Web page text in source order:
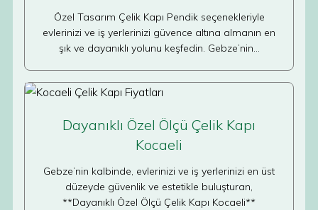
Özel Tasarım Çelik Kapı Pendik seçenekleriyle
evlerinizi ve iş yerlerinizi güvence altına almanın en
şık ve dayanıklı yolunu keşfedin. Gebze’nin…
Dayanıklı Özel Ölçü Çelik Kapı
Kocaeli
Gebze’nin kalbinde, evlerinizi ve iş yerlerinizi en üst
düzeyde güvenlik ve estetikle buluşturan,
**Dayanıklı Özel Ölçü Çelik Kapı Kocaeli**